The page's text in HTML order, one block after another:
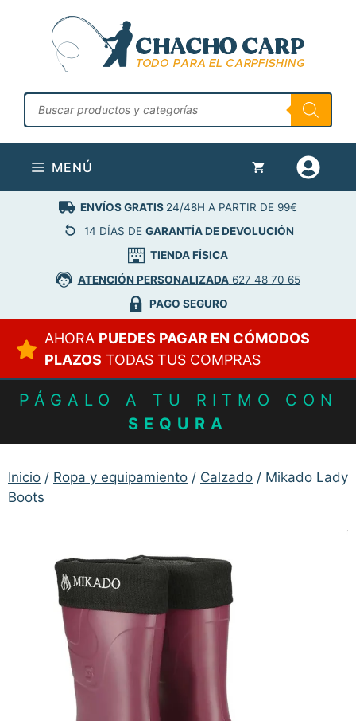
contenido
Búsqueda
de
productos
MENÚ
ENVÍOS GRATIS 24/48H A PARTIR DE 99€
14 DÍAS DE GARANTÍA DE DEVOLUCIÓN
TIENDA FÍSICA
ATENCIÓN PERSONALIZADA627 48 70 65
PAGO SEGURO
AHORA PUEDES PAGAR EN CÓMODOS
PLAZOS TODAS TUS COMPRAS
PÁGALO A TU RITMO CON
SEQURA
Inicio / Ropa y equipamiento / Calzado / Mikado Lady
Boots